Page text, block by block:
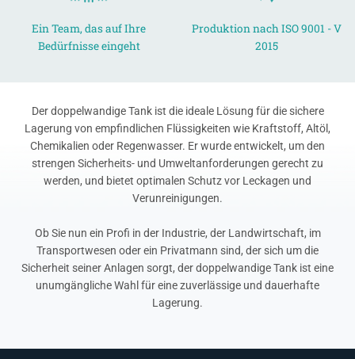
Ein Team, das auf Ihre
Bedürfnisse eingeht
Produktion nach ISO 9001 - V
2015
Der doppelwandige Tank ist die ideale Lösung für die sichere
Lagerung von empfindlichen Flüssigkeiten wie Kraftstoff, Altöl,
Chemikalien oder Regenwasser. Er wurde entwickelt, um den
strengen Sicherheits- und Umweltanforderungen gerecht zu
werden, und bietet optimalen Schutz vor Leckagen und
Verunreinigungen.
Ob Sie nun ein Profi in der Industrie, der Landwirtschaft, im
Transportwesen oder ein Privatmann sind, der sich um die
Sicherheit seiner Anlagen sorgt, der doppelwandige Tank ist eine
unumgängliche Wahl für eine zuverlässige und dauerhafte
Lagerung.